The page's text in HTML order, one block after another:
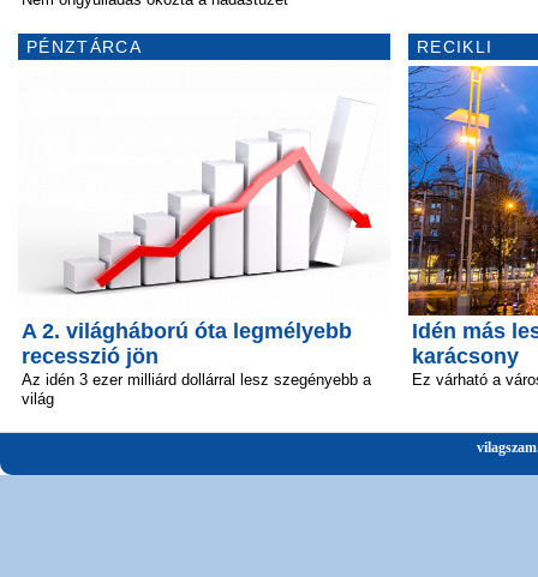
PÉNZTÁRCA
A 2. világháború óta legmélyebb
recesszió jön
Az idén 3 ezer milliárd dollárral lesz szegényebb a
világ
RECIKLI
Idén más
karácsony
Ez várható a